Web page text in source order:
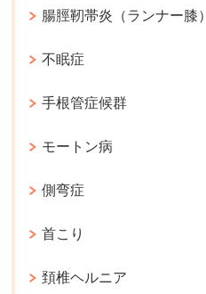
腸脛靭帯炎（ランナー膝）
不眠症
手根管症候群
モートン病
側弯症
首こり
頚椎ヘルニア